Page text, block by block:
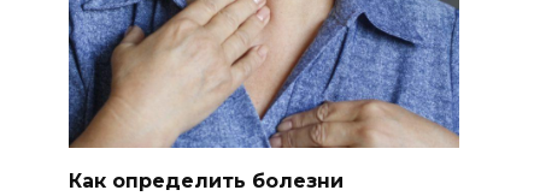
Как определить болезни